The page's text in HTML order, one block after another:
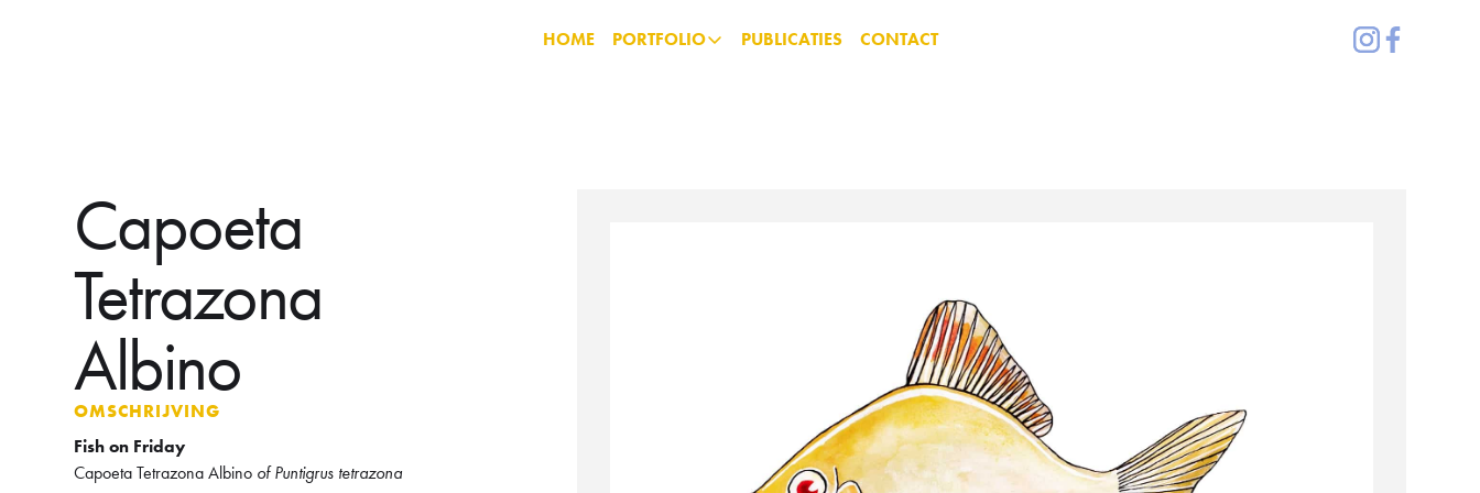
HOME PORTFOLIO PUBLICATIES CONTACT
Capoeta
Tetrazona
Albino
OMSCHRIJVING
Fish on Friday
Capoeta Tetrazona Albino of Puntigrus tetrazona